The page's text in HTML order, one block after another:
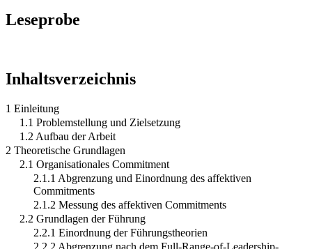
Leseprobe
Inhaltsverzeichnis
1 Einleitung
1.1 Problemstellung und Zielsetzung
1.2 Aufbau der Arbeit
2 Theoretische Grundlagen
2.1 Organisationales Commitment
2.1.1 Abgrenzung und Einordnung des affektiven
Commitments
2.1.2 Messung des affektiven Commitments
2.2 Grundlagen der Führung
2.2.1 Einordnung der Führungstheorien
2.2.2 Abgrenzung nach dem Full-Range-of-Leadership-